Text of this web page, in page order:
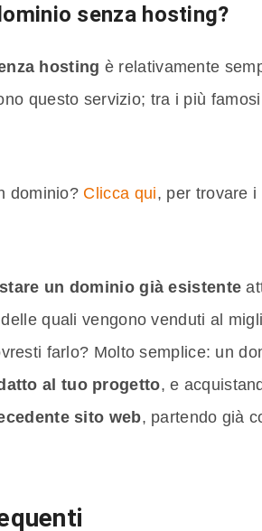
senza hosting?
hosting è relativamente
questo servizio; tra i più
dominio? Clicca qui, per trovare
un dominio già esistente
delle quali vengono venduti al
farlo? Molto semplice: un
al tuo progetto, e
sito web, partendo già